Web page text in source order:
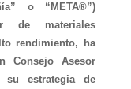
o “META®”)
de materiales
rendimiento, ha
Consejo Asesor
su estrategia de